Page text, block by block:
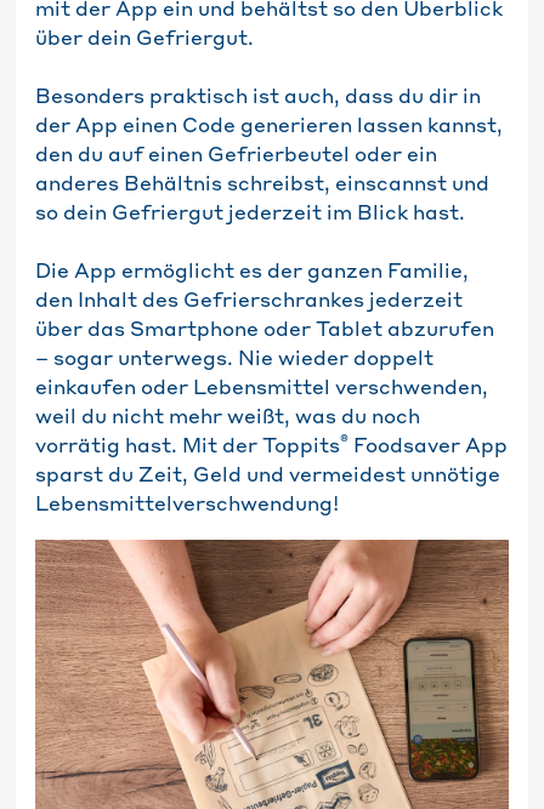
mit der App ein und behältst so den Überblick
über dein Gefriergut.
Besonders praktisch ist auch, dass du dir in
der App einen Code generieren lassen kannst,
den du auf einen Gefrierbeutel oder ein
anderes Behältnis schreibst, einscannst und
so dein Gefriergut jederzeit im Blick hast.
Die App ermöglicht es der ganzen Familie,
den Inhalt des Gefrierschrankes jederzeit
über das Smartphone oder Tablet abzurufen
– sogar unterwegs. Nie wieder doppelt
einkaufen oder Lebensmittel verschwenden,
weil du nicht mehr weißt, was du noch
vorrätig hast. Mit der Toppits® Foodsaver App
sparst du Zeit, Geld und vermeidest unnötige
Lebensmittelverschwendung!